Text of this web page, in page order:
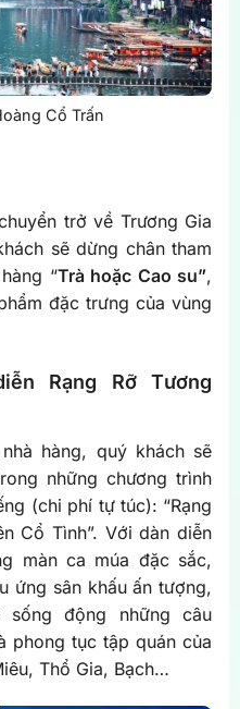
Cổ Trấn
trở về Trương Gia
sẽ dừng chân tham
“Trà hoặc Cao su”,
đặc trưng của vùng
Rạng Rỡ Tương
hàng, quý khách sẽ
những chương trình
(chi phí tự túc): “Rạng
Cổ Tình”. Với dàn diễn
màn ca múa đặc sắc,
ứng sân khấu ấn tượng,
động những câu
phong tục tập quán của
Thổ Gia, Bạch…